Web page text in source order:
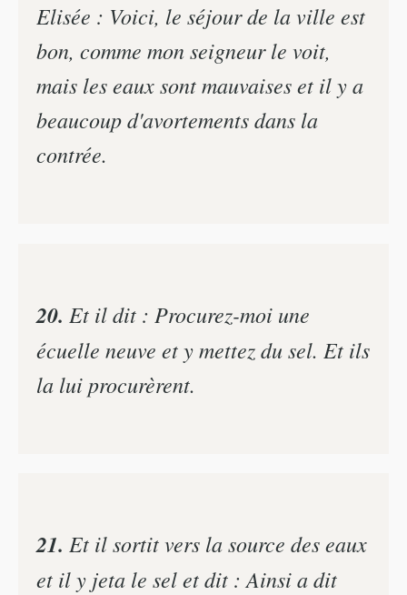
Elisée : Voici, le séjour de la ville est
bon, comme mon seigneur le voit,
mais les eaux sont mauvaises et il y a
beaucoup d'avortements dans la
contrée.
20. Et il dit : Procurez-moi une
écuelle neuve et y mettez du sel. Et ils
la lui procurèrent.
21. Et il sortit vers la source des eaux
et il y jeta le sel et dit : Ainsi a dit